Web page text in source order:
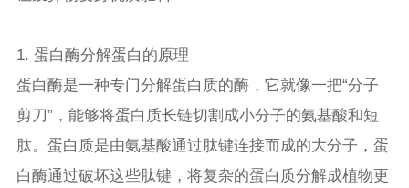
1. 蛋白酶分解蛋白的原理
蛋白酶是一种专门分解蛋白质的酶，它就像一把“分子
剪刀”，能够将蛋白质长链切割成小分子的氨基酸和短
肽。蛋白质是由氨基酸通过肽键连接而成的大分子，蛋
白酶通过破坏这些肽键，将复杂的蛋白质分解成植物更